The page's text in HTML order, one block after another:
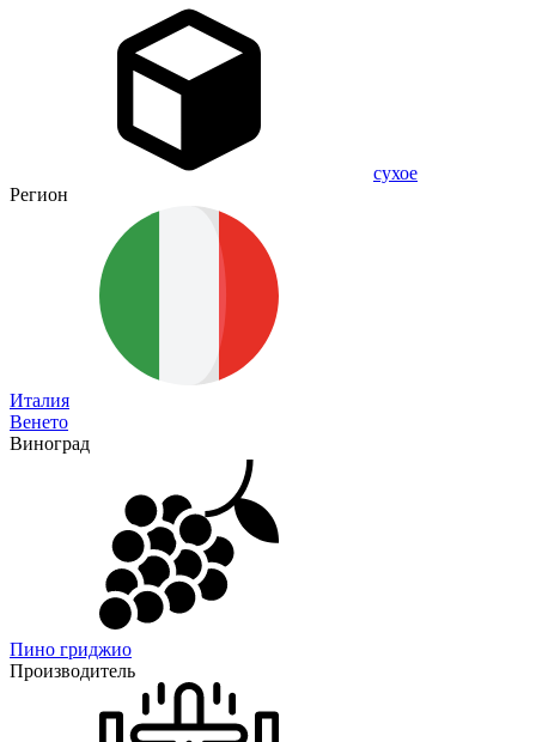
сухое
Регион
Италия
Венето
Виноград
Пино гриджио
Производитель